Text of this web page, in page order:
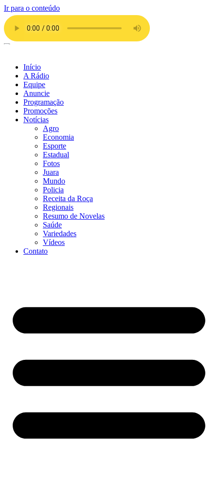
Ir para o conteúdo
Início
A Rádio
Equipe
Anuncie
Programação
Promoções
Notícias
Agro
Economia
Esporte
Estadual
Fotos
Juara
Mundo
Policia
Receita da Roça
Regionais
Resumo de Novelas
Saúde
Variedades
Vídeos
Contato